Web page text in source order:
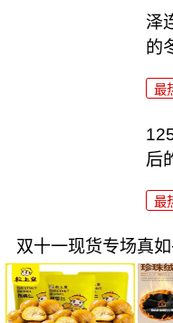
泽
的
最
后
最
双十一现货专场真